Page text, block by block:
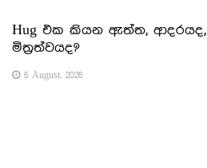
Hug එක කියන ඇත්ත, ආදරයද,
මිත්‍රත්වයද?
5 August, 2026